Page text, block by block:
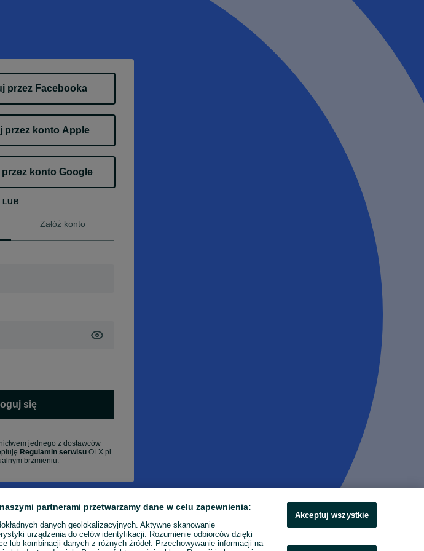
przez Facebooka
przez konto Apple
konto Google
LUB
Załóż konto
się
jednego z dostawców
Regulamin serwisu OLX.pl
brzmieniu.
partnerami przetwarzamy dane w celu zapewnienia:
danych geolokalizacyjnych. Aktywne skanowanie
urządzenia do celów identyfikacji. Rozumienie odbiorców dzięki
lub kombinacji danych z różnych źródeł. Przechowywanie informacji na
Akceptuj wszystkie